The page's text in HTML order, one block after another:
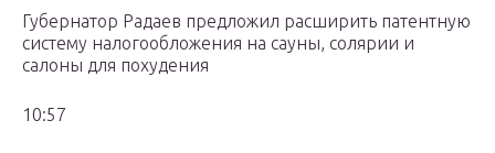
Губернатор Радаев предложил расширить патентную
систему налогообложения на сауны, солярии и
салоны для похудения
10:57